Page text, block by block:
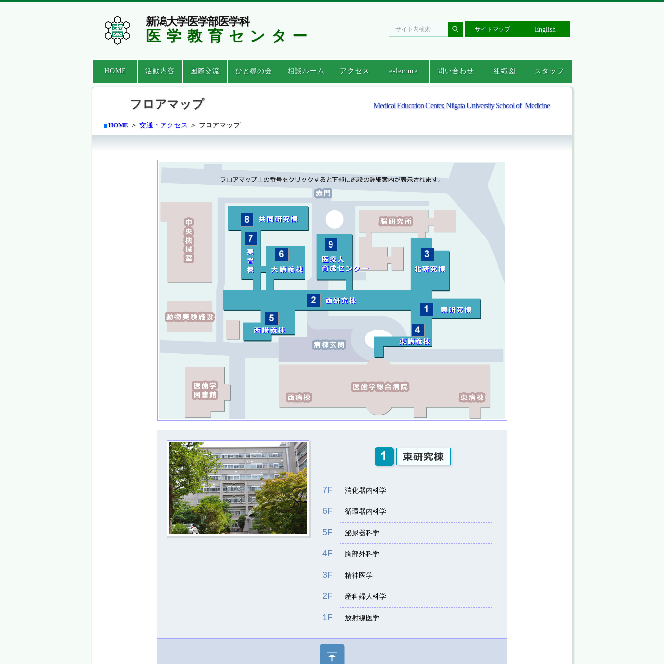
新潟大学医学部医学科
医学教育センター サイトマップ English
HOME 活動内容 国際交流 ひと尋の会 相談ルーム アクセス e-lecture 問い合わせ 組織図 スタッフ
フロアマップ Medical Education Center, Niigata University School of Medicine
HOME ＞ 交通・アクセス ＞ フロアマップ
7F 消化器内科学
6F 循環器内科学
5F 泌尿器科学
4F 胸部外科学
3F 精神医学
2F 産科婦人科学
1F 放射線医学